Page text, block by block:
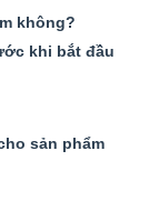
không?
khi bắt đầu
sản phẩm